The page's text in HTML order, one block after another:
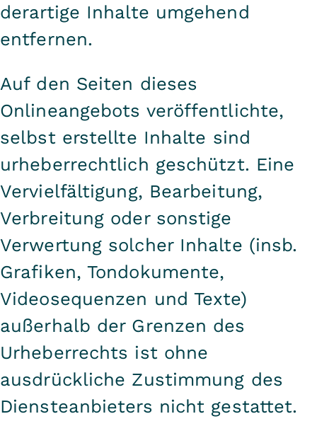
derartige Inhalte umgehend
entfernen.
Auf den Seiten dieses
Onlineangebots veröffentlichte,
selbst erstellte Inhalte sind
urheberrechtlich geschützt. Eine
Vervielfältigung, Bearbeitung,
Verbreitung oder sonstige
Verwertung solcher Inhalte (insb.
Grafiken, Tondokumente,
Videosequenzen und Texte)
außerhalb der Grenzen des
Urheberrechts ist ohne
ausdrückliche Zustimmung des
Diensteanbieters nicht gestattet.